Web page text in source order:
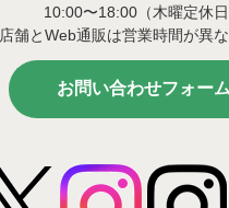
10:00〜18:00（木曜定休日
店舗とWeb通販は営業時間が異な
お問い合わせフォー